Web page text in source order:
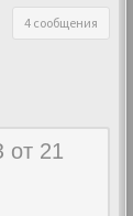
4 сообщения
от 21